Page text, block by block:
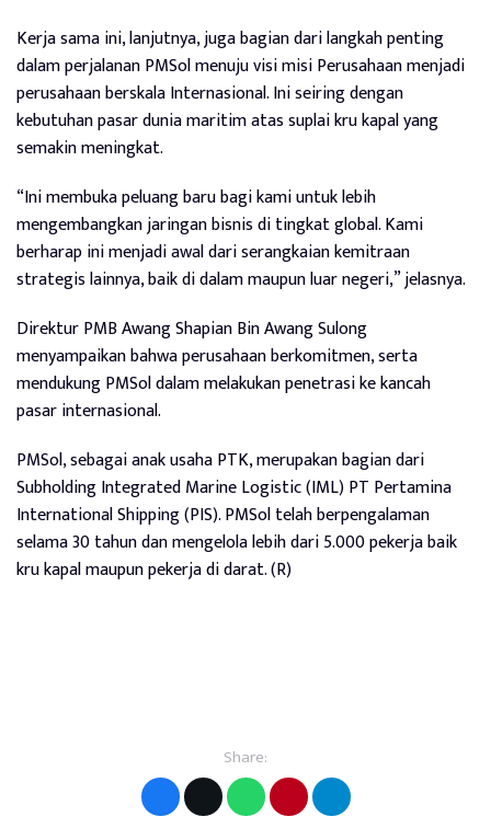
Kerja sama ini, lanjutnya, juga bagian dari langkah penting
dalam perjalanan PMSol menuju visi misi Perusahaan menjadi
perusahaan berskala Internasional. Ini seiring dengan
kebutuhan pasar dunia maritim atas suplai kru kapal yang
semakin meningkat.
“Ini membuka peluang baru bagi kami untuk lebih
mengembangkan jaringan bisnis di tingkat global. Kami
berharap ini menjadi awal dari serangkaian kemitraan
strategis lainnya, baik di dalam maupun luar negeri,” jelasnya.
Direktur PMB Awang Shapian Bin Awang Sulong
menyampaikan bahwa perusahaan berkomitmen, serta
mendukung PMSol dalam melakukan penetrasi ke kancah
pasar internasional.
PMSol, sebagai anak usaha PTK, merupakan bagian dari
Subholding Integrated Marine Logistic (IML) PT Pertamina
International Shipping (PIS). PMSol telah berpengalaman
selama 30 tahun dan mengelola lebih dari 5.000 pekerja baik
kru kapal maupun pekerja di darat. (R)
Share: